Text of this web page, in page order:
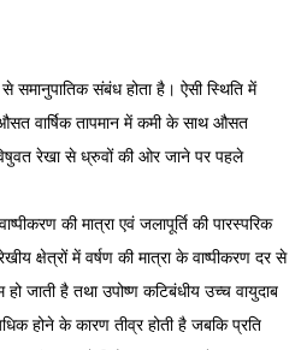
समानुपातिक संबंध होता है। ऐसी स्थिति में
वार्षिक तापमान में कमी के साथ औसत
रेखा से ध्रुवों की ओर जाने पर पहले
की मात्रा एवं जलापूर्ति की पारस्परिक
क्षेत्रों में वर्षण की मात्रा के वाष्पीकरण दर से
जाती है तथा उपोष्ण कटिबंधीय उच्च वायुदाब
होने के कारण तीव्र होती है जबकि प्रति